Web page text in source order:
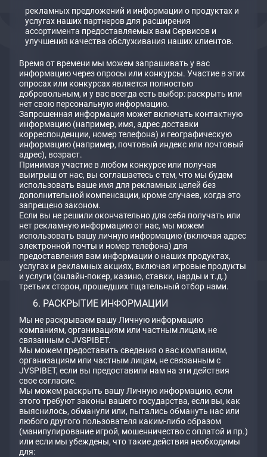
рекламных предложений и информации о продуктах и
услугах наших партнеров для расширения
ассортимента предоставляемых вам Сервисов и
улучшения качества обслуживания наших клиентов.
Время от времени мы можем запрашивать у вас
информацию через опросы или конкурсы. Участие в этих
опросах или конкурсах является полностью
добровольным, и у вас всегда есть выбор: раскрыть или
нет свою персональную ​​информацию.
Запрошенная информация может включать контактную
информацию (например, имя, адрес доставки
корреспонденции, номер телефона) и географическую
информацию (например, почтовый индекс или почтовый
адрес), возраст.
Принимая участие в любом конкурсе или получая
выигрыш от нас, вы соглашаетесь с тем, что мы будем
использовать ваше имя для рекламных целей без
дополнительной компенсации, кроме случаев, когда это
запрещено законом.
Если вы не решили окончательно для себя получать или
нет рекламную информацию от нас, мы можем
использовать вашу личную информацию (включая адрес
электронной почты и номер телефона) для
предоставления вам информации о наших продуктах,
услугах и рекламных акциях, включая игровые продукты
и услуги (онлайн-покер, казино, ставки, нарды и т.д.)
третьих сторон, прошедших тщательный отбор нами.
РАСКРЫТИЕ ИНФОРМАЦИИ
Мы не раскрываем вашу Личную информацию
компаниям, организациям или частным лицам, не
связанным с JVSPIBET.
Мы можем предоставить сведения о вас компаниям,
организациям или частным лицам, не связанным с
JVSPIBET, если вы предоставили нам на эти действия
свое согласие.
Мы можем раскрыть вашу Личную информацию, если
этого требуют законы вашего государства, если вы, как
выяснилось, обманули или, пытались обмануть нас или
любого другого пользователя каким-либо образом
(манипулирование игрой, мошенничество с оплатой и пр.)
или если мы убеждены, что такие действия необходимы
для: